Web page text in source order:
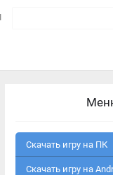
Скачать игру на ПК
Скачать игру на